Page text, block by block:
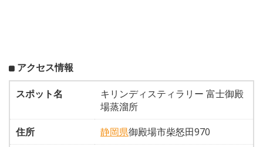
アクセス情報
スポット名
キリンディスティラリー 富士御殿
場蒸溜所
住所
静岡県御殿場市柴怒田970